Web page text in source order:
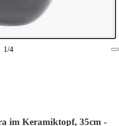
1/4
im Keramiktopf, 35cm -